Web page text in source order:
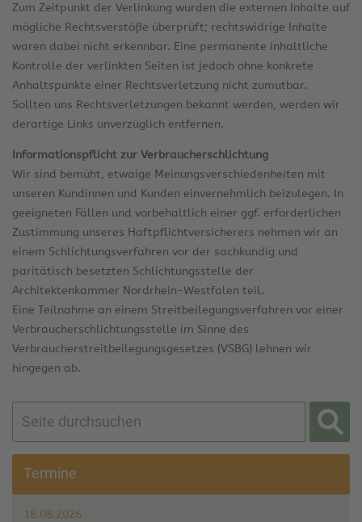
Zum Zeitpunkt der Verlinkung wurden die externen Inhalte auf
mögliche Rechtsverstöße überprüft; rechtswidrige Inhalte
waren dabei nicht erkennbar. Eine permanente inhaltliche
Kontrolle der verlinkten Seiten ist jedoch ohne konkrete
Anhaltspunkte einer Rechtsverletzung nicht zumutbar.
Sollten uns Rechtsverletzungen bekannt werden, werden wir
derartige Links unverzüglich entfernen.
Informationspflicht zur Verbraucherschlichtung
Wir sind bemüht, etwaige Meinungsverschiedenheiten mit
unseren Kundinnen und Kunden einvernehmlich beizulegen. In
geeigneten Fällen und vorbehaltlich einer ggf. erforderlichen
Zustimmung unseres Haftpflichtversicherers nehmen wir an
einem Schlichtungsverfahren vor der sachkundig und
paritätisch besetzten Schlichtungsstelle der
Architektenkammer Nordrhein-Westfalen teil.
Eine Teilnahme an einem Streitbeilegungsverfahren vor einer
Verbraucherschlichtungsstelle im Sinne des
Verbraucherstreitbeilegungsgesetzes (VSBG) lehnen wir
hingegen ab.
Termine
18.08.2026